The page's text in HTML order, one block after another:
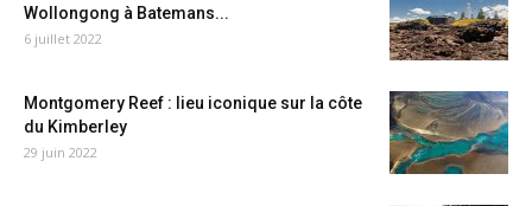
Wollongong à Batemans...
6 juillet 2022
Montgomery Reef : lieu iconique sur la côte
du Kimberley
29 juin 2022